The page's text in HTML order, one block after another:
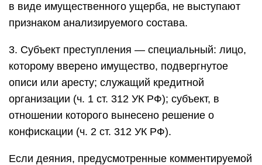
в виде имущественного ущерба, не выступают
признаком анализируемого состава.
3. Субъект преступления — специальный: лицо,
которому вверено имущество, подвергнутое
описи или аресту; служащий кредитной
организации (ч. 1 ст. 312 УК РФ); субъект, в
отношении которого вынесено решение о
конфискации (ч. 2 ст. 312 УК РФ).
Если деяния, предусмотренные комментируемой